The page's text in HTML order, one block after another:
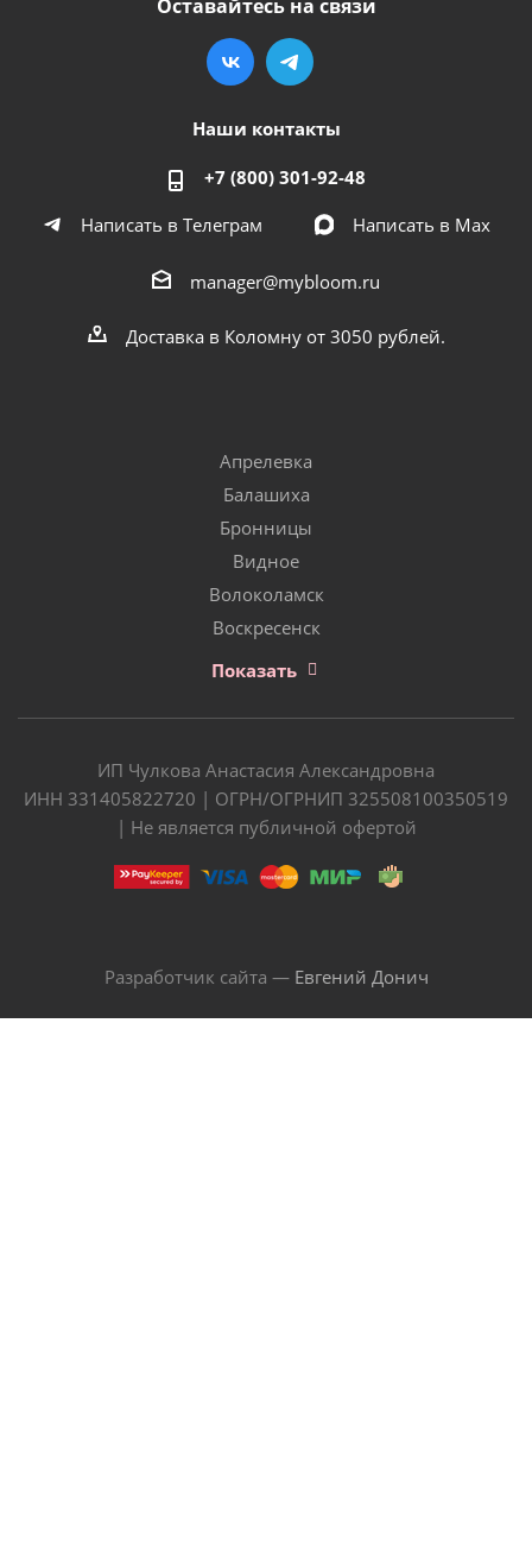
Оставайтесь на связи
Наши контакты
+7 (800) 301-92-48
Написать в Телеграм
Написать в Мах
manager@mybloom.ru
Доставка в Коломну от 3050 рублей.
Апрелевка
Балашиха
Бронницы
Видное
Волоколамск
Воскресенск
Показать
ИП Чулкова Анастасия Александровна
ИНН 331405822720 | ОГРН/ОГРНИП 325508100350519
| Не является публичной офертой
Разработчик сайта — Евгений Донич